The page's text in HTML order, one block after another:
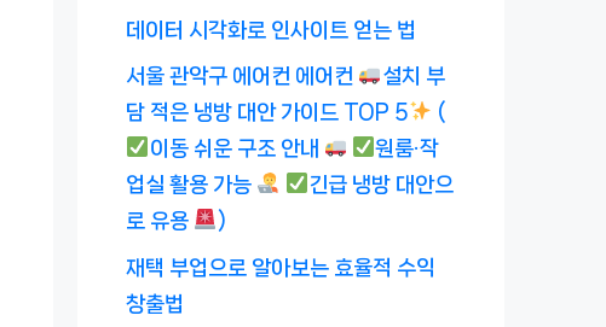
데이터 시각화로 인사이트 얻는 법
서울 관악구 에어컨 에어컨
설치 부
담 적은 냉방 대안 가이드 TOP 5
(
이동 쉬운 구조 안내
원룸·작
업실 활용 가능
긴급 냉방 대안으
로 유용
)
재택 부업으로 알아보는 효율적 수익
창출법